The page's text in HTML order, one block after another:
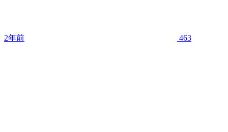
2年前 463